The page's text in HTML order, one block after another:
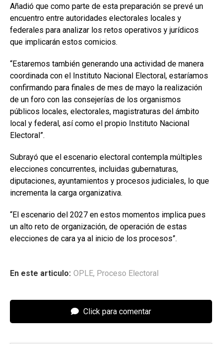
Añadió que como parte de esta preparación se prevé un
encuentro entre autoridades electorales locales y
federales para analizar los retos operativos y jurídicos
que implicarán estos comicios.
“Estaremos también generando una actividad de manera
coordinada con el Instituto Nacional Electoral, estaríamos
confirmando para finales de mes de mayo la realización
de un foro con las consejerías de los organismos
públicos locales, electorales, magistraturas del ámbito
local y federal, así como el propio Instituto Nacional
Electoral”.
Subrayó que el escenario electoral contempla múltiples
elecciones concurrentes, incluidas gubernaturas,
diputaciones, ayuntamientos y procesos judiciales, lo que
incrementa la carga organizativa.
“El escenario del 2027 en estos momentos implica pues
un alto reto de organización, de operación de estas
elecciones de cara ya al inicio de los procesos”.
En este articulo: OPLE, Proceso Electoral
Click para comentar